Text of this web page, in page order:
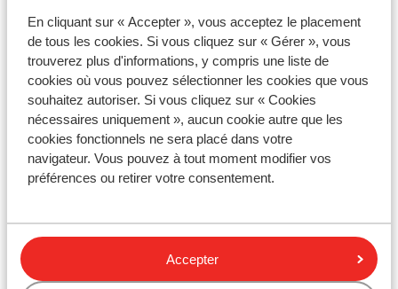
En cliquant sur « Accepter », vous acceptez le placement
de tous les cookies. Si vous cliquez sur « Gérer », vous
trouverez plus d'informations, y compris une liste de
cookies où vous pouvez sélectionner les cookies que vous
souhaitez autoriser. Si vous cliquez sur « Cookies
nécessaires uniquement », aucun cookie autre que les
cookies fonctionnels ne sera placé dans votre
navigateur. Vous pouvez à tout moment modifier vos
préférences ou retirer votre consentement.
Accepter
matin, un espace spa, un vaste balcon ou une terrasse…Vous
souhaitez être au plus près des pistes pendant votre séjour ?
Jetez un œil à notre sélection de chalets skis aux pieds
Une formule pratique et facile pour partir au ski
Avec Sunweb, vous partez sans soucis ! Avec notre formule
tout compris, le forfait est inclus, et la location du matériel de
ski est offerte. Vous vous demandez si la neige sera au